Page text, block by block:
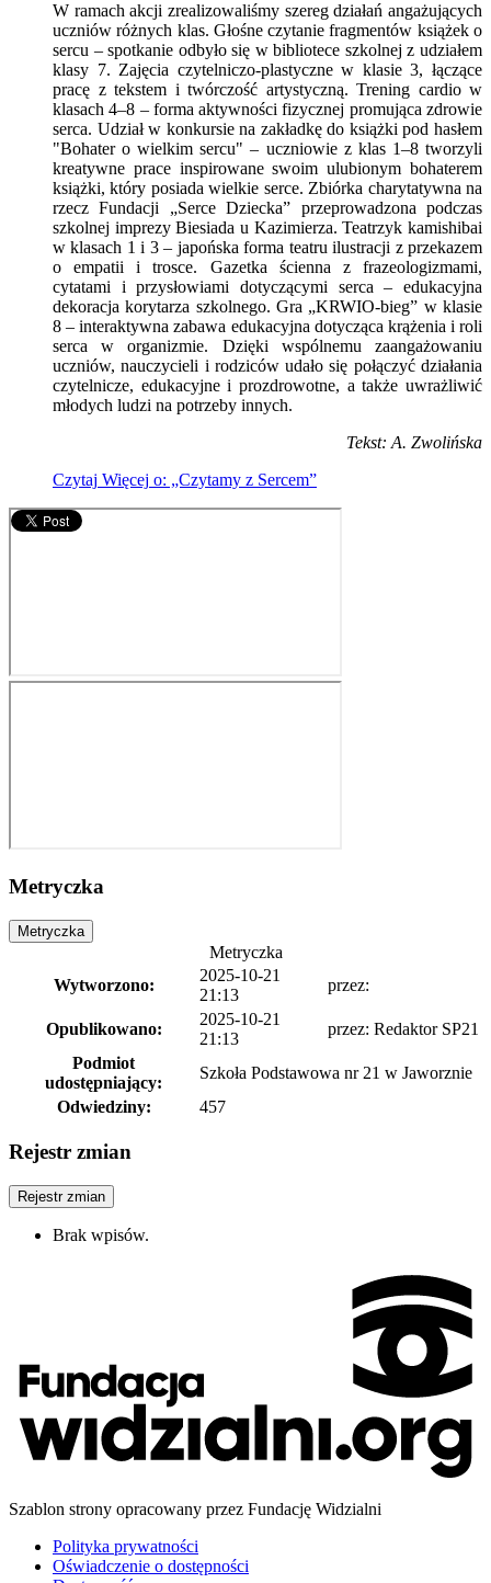
W ramach akcji zrealizowaliśmy szereg działań angażujących
uczniów różnych klas. Głośne czytanie fragmentów książek o
sercu – spotkanie odbyło się w bibliotece szkolnej z udziałem
klasy 7. Zajęcia czytelniczo-plastyczne w klasie 3, łączące
pracę z tekstem i twórczość artystyczną. Trening cardio w
klasach 4–8 – forma aktywności fizycznej promująca zdrowie
serca. Udział w konkursie na zakładkę do książki pod hasłem
"Bohater o wielkim sercu" – uczniowie z klas 1–8 tworzyli
kreatywne prace inspirowane swoim ulubionym bohaterem
książki, który posiada wielkie serce. Zbiórka charytatywna na
rzecz Fundacji „Serce Dziecka” przeprowadzona podczas
szkolnej imprezy Biesiada u Kazimierza. Teatrzyk kamishibai
w klasach 1 i 3 – japońska forma teatru ilustracji z przekazem
o empatii i trosce. Gazetka ścienna z frazeologizmami,
cytatami i przysłowiami dotyczącymi serca – edukacyjna
dekoracja korytarza szkolnego. Gra „KRWIO-bieg” w klasie
8 – interaktywna zabawa edukacyjna dotycząca krążenia i roli
serca w organizmie. Dzięki wspólnemu zaangażowaniu
uczniów, nauczycieli i rodziców udało się połączyć działania
czytelnicze, edukacyjne i prozdrowotne, a także uwrażliwić
młodych ludzi na potrzeby innych.
Tekst: A. Zwolińska
Czytaj Więcej o: „Czytamy z Sercem”
Metryczka
Metryczka
Metryczka
Wytworzono:
2025-10-21
21:13
przez:
Opublikowano:
2025-10-21
21:13
przez: Redaktor SP21
Podmiot
udostępniający:
Szkoła Podstawowa nr 21 w Jaworznie
Odwiedziny:
457
Rejestr zmian
Rejestr zmian
Brak wpisów.
Szablon strony opracowany przez Fundację Widzialni
Polityka prywatności
Oświadczenie o dostępności